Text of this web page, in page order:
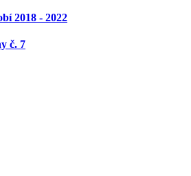
2018 - 2022
č. 7